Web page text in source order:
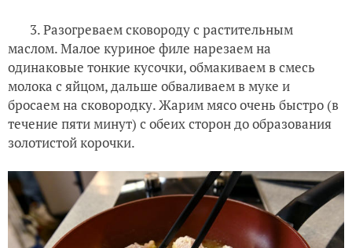
3. Разогреваем сковороду с растительным
маслом. Малое куриное филе нарезаем на
одинаковые тонкие кусочки, обмакиваем в смесь
молока с яйцом, дальше обваливаем в муке и
бросаем на сковородку. Жарим мясо очень быстро (в
течение пяти минут) с обеих сторон до образования
золотистой корочки.